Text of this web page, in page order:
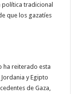
política tradicional
que los gazatíes
ha reiterado esta
y Egipto
de Gaza,